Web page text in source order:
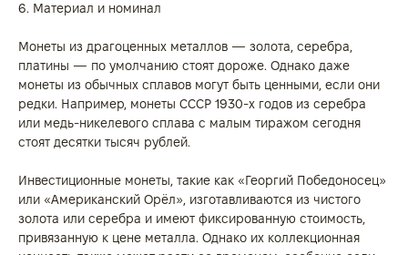
6. Материал и номинал
Монеты из драгоценных металлов — золота, серебра,
платины — по умолчанию стоят дороже. Однако даже
монеты из обычных сплавов могут быть ценными, если они
редки. Например, монеты СССР 1930-х годов из серебра
или медь-никелевого сплава с малым тиражом сегодня
стоят десятки тысяч рублей.
Инвестиционные монеты, такие как «Георгий Победоносец»
или «Американский Орёл», изготавливаются из чистого
золота или серебра и имеют фиксированную стоимость,
привязанную к цене металла. Однако их коллекционная